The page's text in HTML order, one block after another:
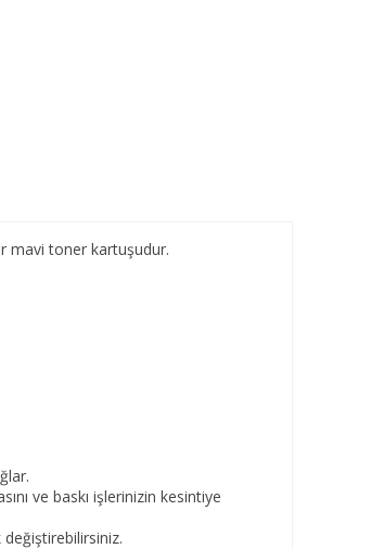
mavi toner kartuşudur.
ve baskı işlerinizin kesintiye